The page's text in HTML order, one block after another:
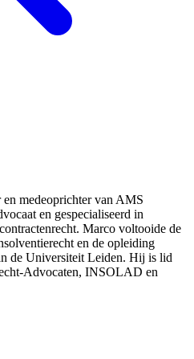
medeoprichter van AMS
en gespecialiseerd in
Marco voltooide de
en de opleiding
de Universiteit Leiden. Hij is lid
Advocaten, INSOLAD en